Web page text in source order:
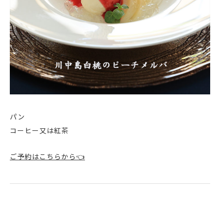
パン
コーヒー又は紅茶
ご予約はこちらから👈